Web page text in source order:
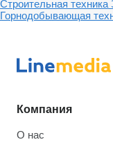
Строительная техника
Горнодобывающая
Компания
О нас